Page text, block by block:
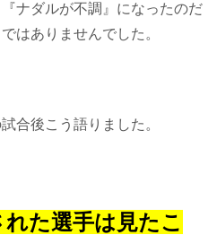
ナダルが不調』になったのだ
はありませんでした。
合後こう語りました。
た選手は見たこ